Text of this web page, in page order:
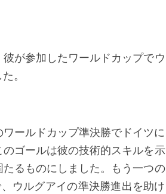
が参加したワールドカップでウ
。
ールドカップ準決勝でドイツに
ゴールは彼の技術的スキルを示
るものにしました。もう一つの
ウルグアイの準決勝進出を助け